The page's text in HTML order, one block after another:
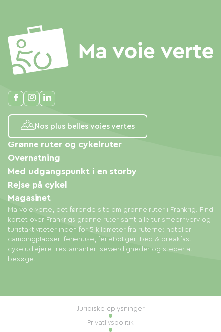
Nos plus belles voies vertes
Ma voie verte, det førende site om grønne ruter i Frankrig. Find
kortet over Frankrigs grønne ruter samt alle turismeerhverv og
turistaktiviteter inden for 5 kilometer fra ruterne: hoteller,
campingpladser, feriehuse, ferieboliger, bed & breakfast,
cykeludlejere, restauranter, seværdigheder og steder at
besøge.
Grønne ruter og cykelruter
Overnatning
Med udgangspunkt i en storby
Rejse på cykel
Magasinet
Juridiske oplysninger
Privatlivspolitik